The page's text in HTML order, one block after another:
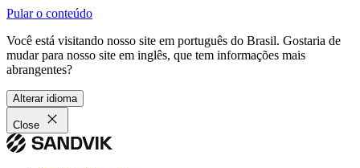
Pular o conteúdo
Você está visitando nosso site em português do Brasil. Gostaria de
mudar para nosso site em inglês, que tem informações mais
abrangentes?
Alterar idioma
Close